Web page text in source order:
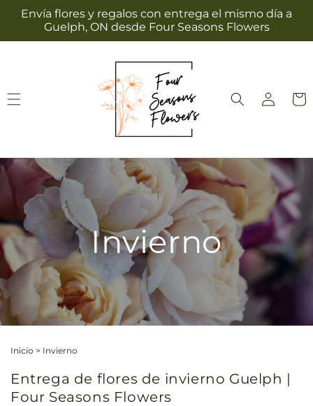
directamente
al contenido
Envía flores y regalos con entrega el mismo día a
Guelph, ON desde Four Seasons Flowers
Iniciar
sesión
Invierno
Inicio > Invierno
Entrega de flores de invierno Guelph |
Four Seasons Flowers